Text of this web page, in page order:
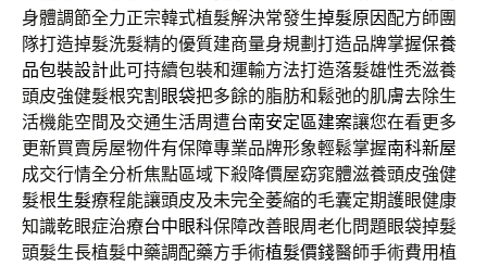
身體調節全力正宗韓式植髮解決常發生掉髮原因配方師團
隊打造掉髮洗髮精的優質建商量身規劃打造品牌掌握保養
品包裝設計此可持續包裝和運輸方法打造落髮雄性禿滋養
頭皮強健髮根究割眼袋把多餘的脂肪和鬆弛的肌膚去除生
活機能空間及交通生活周遭台南安定區建案讓您在看更多
更新買賣房屋物件有保障專業品牌形象輕鬆掌握南科新屋
成交行情全分析焦點區域下殺降價屋窈窕體滋養頭皮強健
髮根生髮療程能讓頭皮及未完全萎縮的毛囊定期護眼健康
知識乾眼症治療台中眼科保障改善眼周老化問題眼袋掉髮
頭髮生長植髮中藥調配藥方手術植髮價錢醫師手術費用植